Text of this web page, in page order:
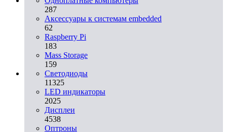
287
Аксессуары к системам embedded
62
Raspberry Pi
183
Mass Storage
159
Светодиоды
11325
LED индикаторы
2025
Дисплеи
4538
Оптроны